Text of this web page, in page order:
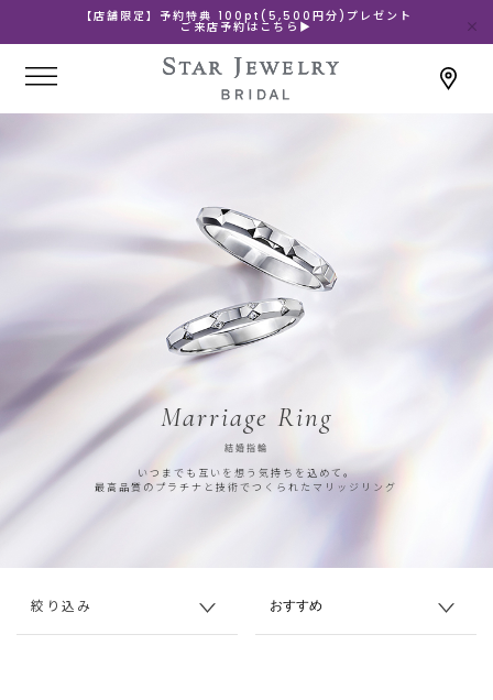
【店舗限定】予約特典 100pt(5,500円分)プレゼント
ご来店予約はこちら▶
Marriage Ring
結婚指輪
いつまでも互いを想う気持ちを込めて。
最高品質のプラチナと技術でつくられたマリッジリング
絞り込み